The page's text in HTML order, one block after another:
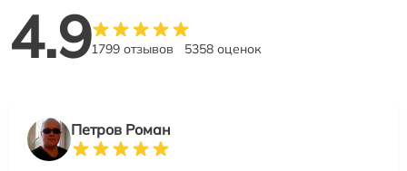
4.91799 отзывов 5358 оценок
Петров Роман